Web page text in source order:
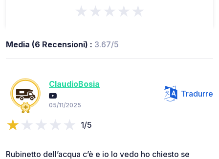
★★★★★
Media (6 Recensioni) : 3.67/5
ClaudioBosia
05/11/2025
Tradurre
1/5
Rubinetto dell’acqua c’è e io lo vedo ho chiesto se